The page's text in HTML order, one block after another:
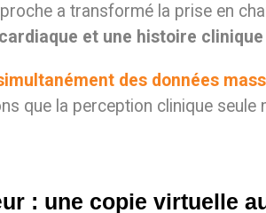
a transformé la prise en
et une histoire
des données
que la perception clinique
: une copie virtuelle